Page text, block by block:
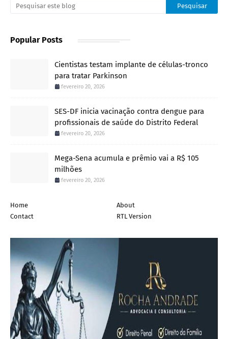
Popular Posts
Cientistas testam implante de células-tronco
para tratar Parkinson
fevereiro 20, 2026
SES-DF inicia vacinação contra dengue para
profissionais de saúde do Distrito Federal
fevereiro 20, 2026
Mega-Sena acumula e prêmio vai a R$ 105
milhões
fevereiro 20, 2026
Home
About
Contact
RTL Version